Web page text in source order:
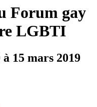
Forum gay
LGBTI
à 15 mars 2019